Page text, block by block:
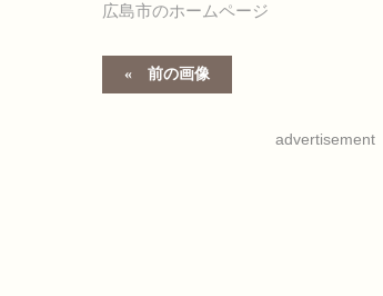
広島市のホームページ
前の画像
advertisement